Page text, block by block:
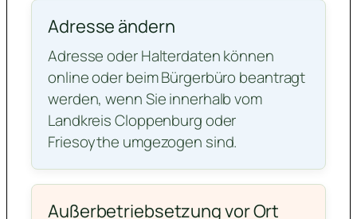
Adresse ändern
Adresse oder Halterdaten können
online oder beim Bürgerbüro beantragt
werden, wenn Sie innerhalb vom
Landkreis Cloppenburg oder
Friesoythe umgezogen sind.
Außerbetriebsetzung vor Ort